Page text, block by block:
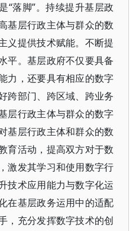
“落脚”。持续提升基层政
基层行政主体与群众的数
义提供技术赋能。不断提
平。基层政府不仅要具备
力，还要具有相应的数字
跨部门、跨区域、跨业务
层行政主体与群众的数字
基层行政主体和群众的数
育活动，提高双方对于数
激发其学习和使用数字行
技术应用能力与数字化运
在基层政务运用中的适配
，充分发挥数字技术的创